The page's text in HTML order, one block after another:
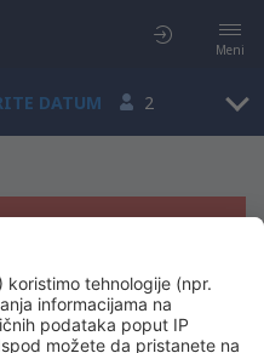
Meni
DATUM 2
da prikažemo